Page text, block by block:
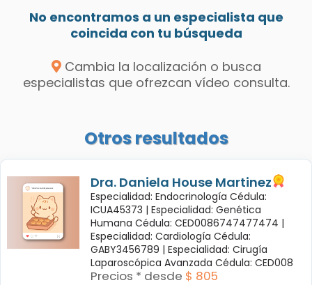
No encontramos a un especialista que
coincida con tu búsqueda
Cambia la localización o busca
especialistas que ofrezcan vídeo consulta.
Otros resultados
Dra. Daniela House Martinez
Especialidad: Endocrinología Cédula:
ICUA45373 | Especialidad: Genética
Humana Cédula: CED0086747477474 |
Especialidad: Cardiología Cédula:
GABY3456789 | Especialidad: Cirugía
Laparoscópica Avanzada Cédula: CED008
Precios * desde $ 805